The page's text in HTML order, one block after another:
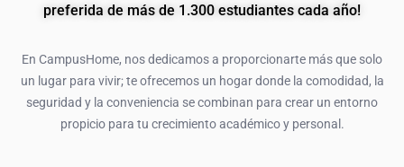
preferida de más de 1.300 estudiantes cada año!
En CampusHome, nos dedicamos a proporcionarte más que solo
un lugar para vivir; te ofrecemos un hogar donde la comodidad, la
seguridad y la conveniencia se combinan para crear un entorno
propicio para tu crecimiento académico y personal.